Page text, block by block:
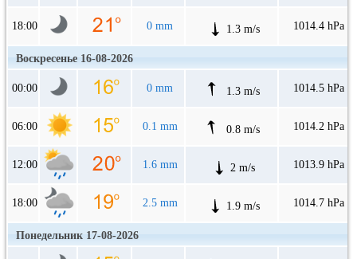
18:00 0 mm 1.3 m/s 1014.4 hPa
Воскресенье 16-08-2026
00:00 0 mm 1.3 m/s 1014.5 hPa
06:00 0.1 mm 0.8 m/s 1014.2 hPa
12:00 1.6 mm 2 m/s 1013.9 hPa
18:00 2.5 mm 1.9 m/s 1014.7 hPa
Понедельник 17-08-2026